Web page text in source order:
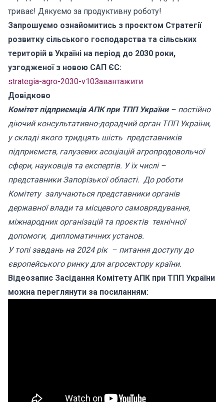
триває! Дякуємо за продуктивну роботу!
Запрошуємо ознайомитись з проєктом Стратегії
розвитку сільського господарства та сільських
територій в Україні на період до 2030 роки,
узгодженої з новою САП ЄС:
strategia-agro-2030-v10Завантажити
Довідково
Комітет підприємців АПК при ТПП України– постійно
діючий консультативно-дорадчий орган ТПП України,
у складі якого тридцять шість представників
підприємств, галузевих асоціацій агропродовольчої
сфери, науковців та експертів. У їх числі –
представники Запорізької області. До роботи
Комітету залучаються представники органів
державної влади та місцевого самоврядування,
міжнародних організацій та проєктів технічної
допомоги, дипломатичних установ.
У топі завдань на 2024 рік – питання доступу до
європейського ринку для агросектору країни.
Відеозапис Засідання Комітету АПК при ТПП України
можна переглянути за посиланням: